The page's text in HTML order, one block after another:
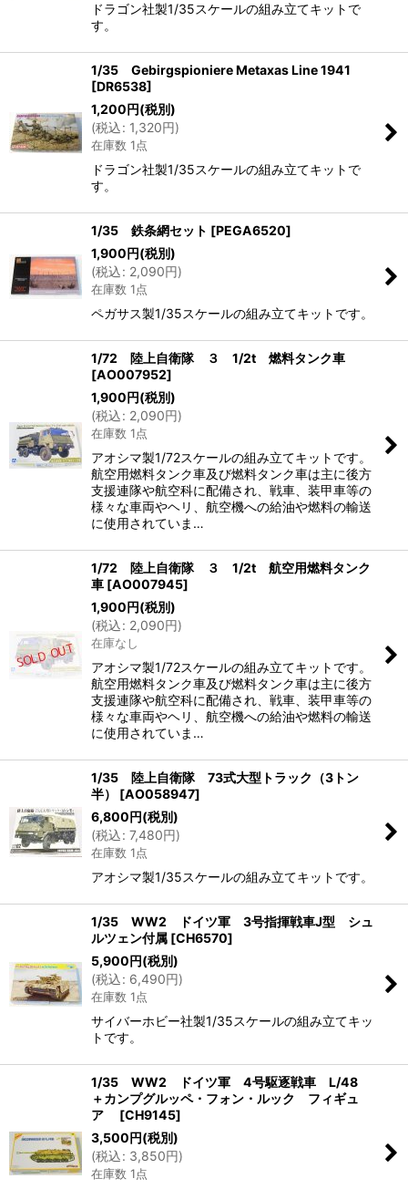
ドラゴン社製1/35スケールの組み立てキットで
す。
1/35 Gebirgspioniere Metaxas Line 1941
[DR6538]
1,200円(税別)
(税込: 1,320円)
在庫数 1点
ドラゴン社製1/35スケールの組み立てキットで
す。
1/35 鉄条網セット [PEGA6520]
1,900円(税別)
(税込: 2,090円)
在庫数 1点
ペガサス製1/35スケールの組み立てキットです。
1/72 陸上自衛隊 ３ 1/2t 燃料タンク車
[AO007952]
1,900円(税別)
(税込: 2,090円)
在庫数 1点
アオシマ製1/72スケールの組み立てキットです。
航空用燃料タンク車及び燃料タンク車は主に後方
支援連隊や航空科に配備され、戦車、装甲車等の
様々な車両やヘリ、航空機への給油や燃料の輸送
に使用されていま…
1/72 陸上自衛隊 ３ 1/2t 航空用燃料タンク
車 [AO007945]
1,900円(税別)
(税込: 2,090円)
在庫なし
アオシマ製1/72スケールの組み立てキットです。
航空用燃料タンク車及び燃料タンク車は主に後方
支援連隊や航空科に配備され、戦車、装甲車等の
様々な車両やヘリ、航空機への給油や燃料の輸送
に使用されていま…
1/35 陸上自衛隊 73式大型トラック（3トン
半）
[AO058947]
6,800円(税別)
(税込: 7,480円)
在庫数 1点
アオシマ製1/35スケールの組み立てキットです。
1/35 WW2 ドイツ軍 3号指揮戦車J型 シュ
ルツェン付属 [CH6570]
5,900円(税別)
(税込: 6,490円)
在庫数 1点
サイバーホビー社製1/35スケールの組み立てキッ
トです。
1/35 WW2 ドイツ軍 4号駆逐戦車 L/48
＋カンプグルッペ・フォン・ルック フィギュ
ア
[CH9145]
3,500円(税別)
(税込: 3,850円)
在庫数 1点